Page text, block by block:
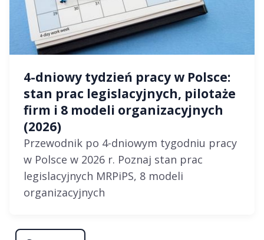
4-dniowy tydzień pracy w Polsce:
stan prac legislacyjnych, pilotaże
firm i 8 modeli organizacyjnych
(2026)
Przewodnik po 4-dniowym tygodniu pracy
w Polsce w 2026 r. Poznaj stan prac
legislacyjnych MRPiPS, 8 modeli
organizacyjnych